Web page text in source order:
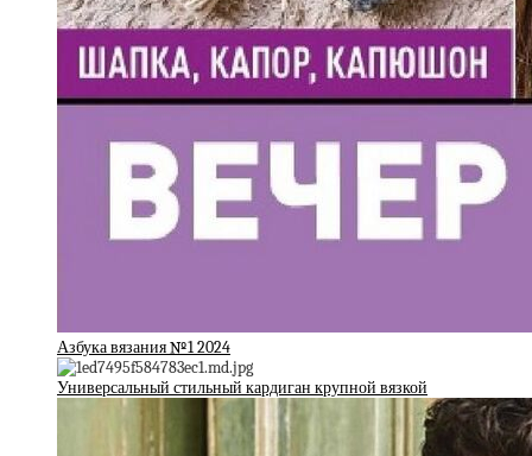
Азбука вязания №1 2024
Универсальный стильный кардиган крупной вязкой